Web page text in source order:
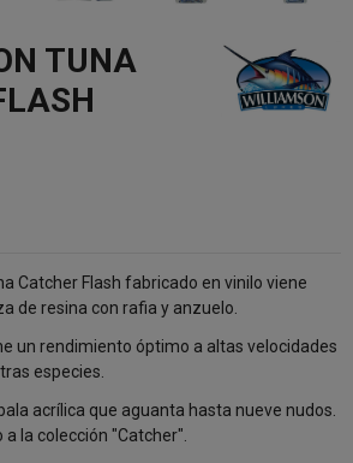
TUNA
Catcher Flash fabricado en vinilo viene
de resina con rafia y anzuelo.
un rendimiento óptimo a altas velocidades
especies.
acrílica que aguanta hasta nueve nudos.
la colección "Catcher".